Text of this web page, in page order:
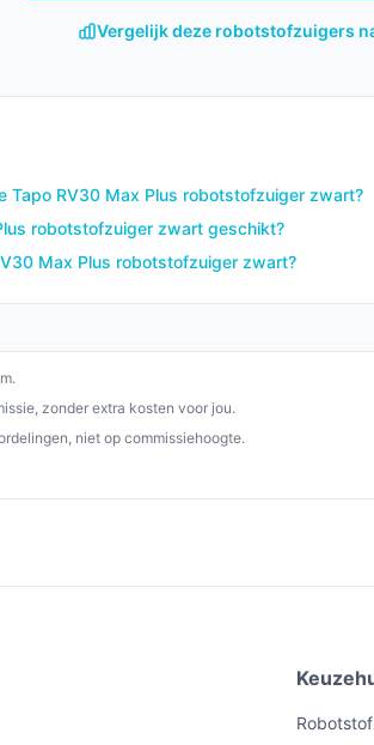
navigatie en een stille werking,
keuze voor iedereen die op zoek is naar
maken. Met zijn krachtige prestaties,
is deze robotstofzuiger een
Vergelijk deze robotstofzuigers
Tapo RV30 Max Plus robotstofzuiger zwart?
robotstofzuiger zwart geschikt?
Max Plus robotstofzuiger zwart?
zonder extra kosten voor jou.
niet op commissiehoogte.